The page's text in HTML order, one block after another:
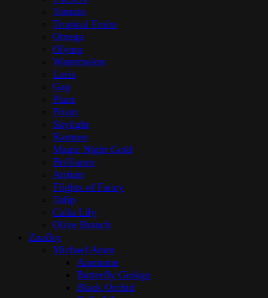
Tomato
Tropical Fruits
Omega
Olymp
Watermelon
Loris
Gap
Plant
Prism
Skylight
Karmen
Magic Night Gold
Brilliance
Atrium
Flights of Fancy
Tulip
Calla Lily
Olive Branch
Značky
Michael Aram
Anemone
Butterfly Ginkgo
Black Orchid